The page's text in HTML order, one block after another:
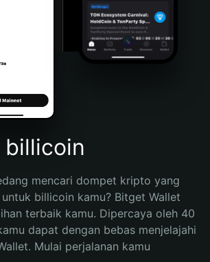
mencari dompet kripto yang
billicoin kamu? Bitget Wallet
terbaik kamu. Dipercaya oleh 40
dapat dengan bebas menjelajahi
Mulai perjalanan kamu